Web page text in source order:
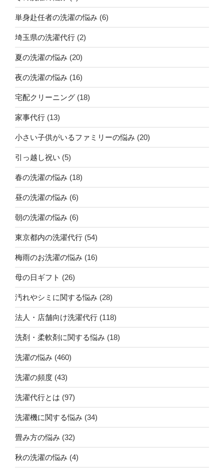
単身赴任者の洗濯の悩み (6)
埼玉県の洗濯代行 (2)
夏の洗濯の悩み (20)
夜の洗濯の悩み (16)
宅配クリーニング (18)
家事代行 (13)
小さい子供がいるファミリーの悩み (20)
引っ越し祝い (5)
春の洗濯の悩み (18)
昼の洗濯の悩み (6)
朝の洗濯の悩み (6)
東京都内の洗濯代行 (54)
梅雨のお洗濯の悩み (16)
母の日ギフト (26)
汚れやシミに関する悩み (28)
法人・店舗向け洗濯代行 (118)
洗剤・柔軟剤に関する悩み (18)
洗濯の悩み (460)
洗濯の頻度 (43)
洗濯代行とは (97)
洗濯機に関する悩み (34)
畳み方の悩み (32)
秋の洗濯の悩み (4)